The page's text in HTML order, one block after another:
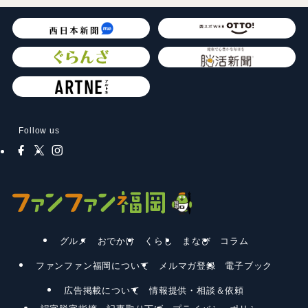
Follow us
グルメ おでかけ くらし まなび コラム
ファンファン福岡について メルマガ登録 電子ブック
広告掲載について
情報提供・相談＆依頼